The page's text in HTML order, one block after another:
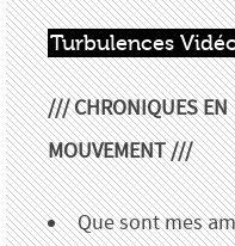
Turbulences
/// CHRONIQUES EN
MOUVEMENT ///
Que sont mes